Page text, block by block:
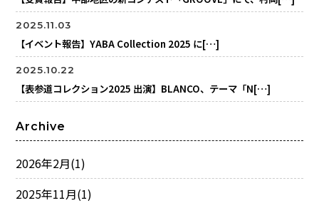
2025.11.03
【イベント報告】YABA Collection 2025 に[…]
2025.10.22
【表参道コレクション2025 出演】BLANCO、テーマ「N[…]
Archive
2026年2月(1)
2025年11月(1)